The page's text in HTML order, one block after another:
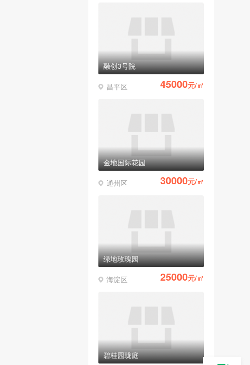
融创3号院
昌平区 45000元/㎡
金地国际花园
通州区 30000元/㎡
绿地玫瑰园
海淀区 25000元/㎡
碧桂园珑庭